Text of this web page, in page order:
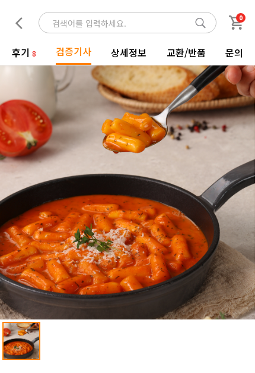
0
후기 8 검증기사 상세정보 교환/반품 문의